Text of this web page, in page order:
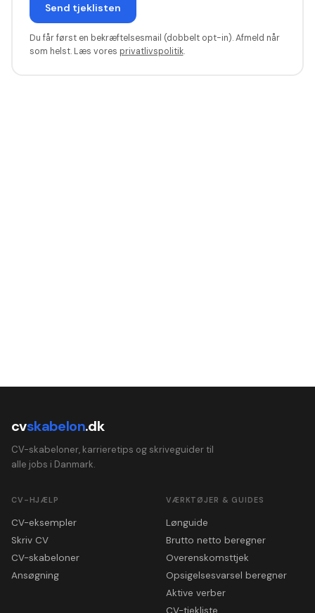
Send tjeklisten
Du får først en bekræftelsesmail (dobbelt opt-in). Afmeld når
som helst. Læs vores privatlivspolitik.
cvskabelon.dk
CV-skabeloner, karrieretips og skriveguider til
alle jobs i Danmark.
CV-HJÆLP
CV-eksempler
Skriv CV
CV-skabeloner
Ansøgning
VÆRKTØJER & GUIDES
Lønguide
Brutto netto beregner
Overenskomsttjek
Opsigelsesvarsel beregner
Aktive verber
CV-tjekliste